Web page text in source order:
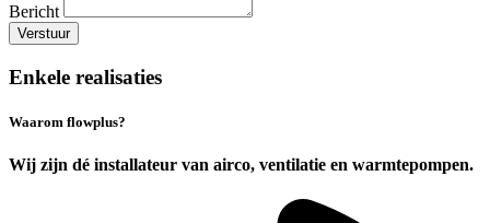
Bericht
Verstuur
Enkele realisaties
Waarom flowplus?
Wij zijn dé installateur van airco, ventilatie en warmtepompen.